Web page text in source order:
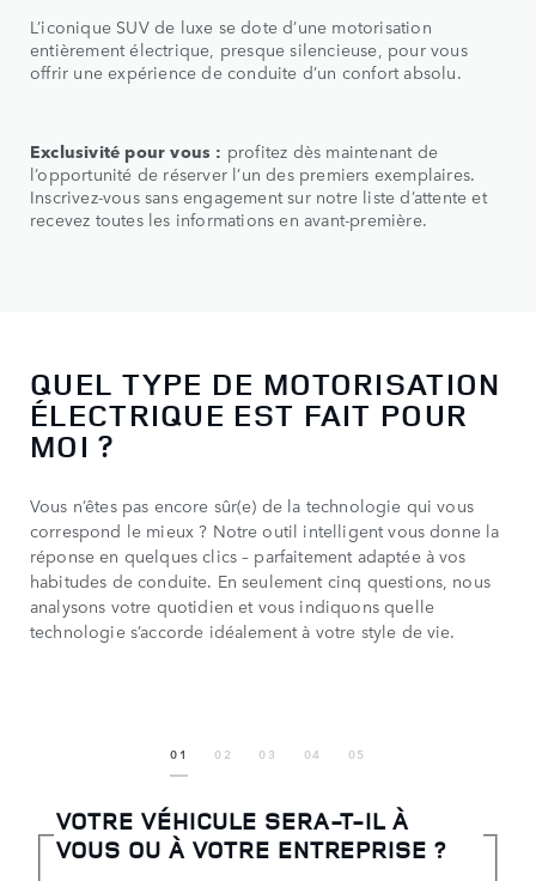
L’iconique SUV de luxe se dote d’une motorisation
entièrement électrique, presque silencieuse, pour vous
offrir une expérience de conduite d’un confort absolu.
Exclusivité pour vous : profitez dès maintenant de
l’opportunité de réserver l’un des premiers exemplaires.
Inscrivez-vous sans engagement sur notre liste d’attente et
recevez toutes les informations en avant-première.
QUEL TYPE DE MOTORISATION
ÉLECTRIQUE EST FAIT POUR
MOI ?
Vous n’êtes pas encore sûr(e) de la technologie qui vous
correspond le mieux ? Notre outil intelligent vous donne la
réponse en quelques clics – parfaitement adaptée à vos
habitudes de conduite. En seulement cinq questions, nous
analysons votre quotidien et vous indiquons quelle
technologie s’accorde idéalement à votre style de vie.
1 2 3 4 5
VOTRE VÉHICULE SERA-T-IL À
VOUS OU À VOTRE ENTREPRISE ?